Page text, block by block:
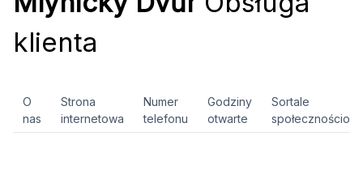
klienta
O
nas
Strona
internetowa
Numer
telefonu
Godziny
otwarte
Sortale